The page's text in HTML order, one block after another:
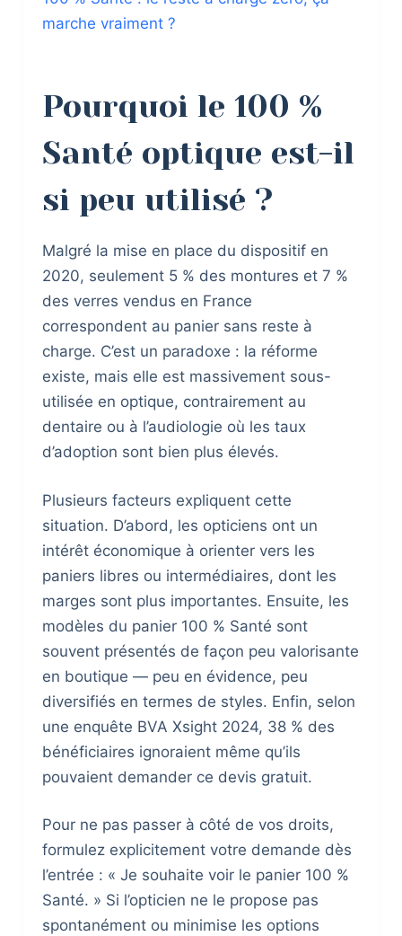
marche vraiment ?
Pourquoi le 100 %
Santé optique est-il
si peu utilisé ?
Malgré la mise en place du dispositif en
2020, seulement 5 % des montures et 7 %
des verres vendus en France
correspondent au panier sans reste à
charge. C’est un paradoxe : la réforme
existe, mais elle est massivement sous-
utilisée en optique, contrairement au
dentaire ou à l’audiologie où les taux
d’adoption sont bien plus élevés.
Plusieurs facteurs expliquent cette
situation. D’abord, les opticiens ont un
intérêt économique à orienter vers les
paniers libres ou intermédiaires, dont les
marges sont plus importantes. Ensuite, les
modèles du panier 100 % Santé sont
souvent présentés de façon peu valorisante
en boutique — peu en évidence, peu
diversifiés en termes de styles. Enfin, selon
une enquête BVA Xsight 2024, 38 % des
bénéficiaires ignoraient même qu’ils
pouvaient demander ce devis gratuit.
Pour ne pas passer à côté de vos droits,
formulez explicitement votre demande dès
l’entrée : « Je souhaite voir le panier 100 %
Santé. » Si l’opticien ne le propose pas
spontanément ou minimise les options